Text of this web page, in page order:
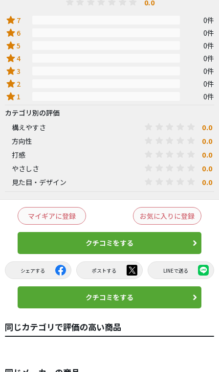
0.0
star 7 0件
star 6 0件
star5 0件
star4 0件
star3 0件
star 2 0件
star 1
0件
カテゴリ別の評価
構えやすさ
0.0
方向性 0.0
打感 0.0
やさしさ 0.0
見た目・デザイン 0.0
マイギアに登録 お気に入りに登録
クチコミをする
シェアする ポストする LINEで送る
クチコミをする
同じカテゴリで評価の高い商品